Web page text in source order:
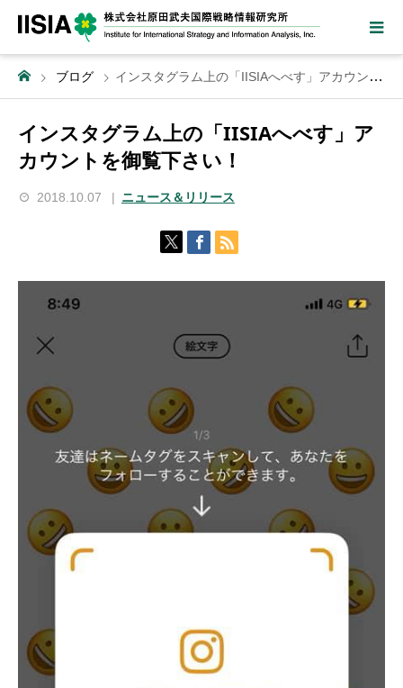
ブログ インスタグラム上の「IISIAへべす」アカウントを御覧下さい！
インスタグラム上の「IISIAへべす」ア
カウントを御覧下さい！
2018.10.07 ニュース＆リリース